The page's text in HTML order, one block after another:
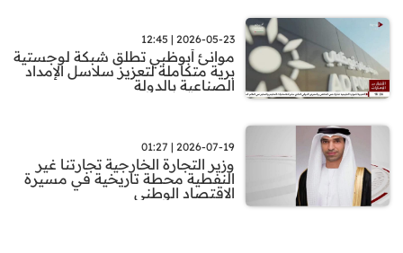
2026-05-23 | 12:45
موانئ أبوظبي تطلق شبكة لوجستية
برية متكاملة لتعزيز سلاسل الإمداد
الصناعية بالدولة
2026-07-19 | 01:27
وزير التجارة الخارجية تجارتنا غير
النفطية محطة تاريخية في مسيرة
الاقتصاد الوطني